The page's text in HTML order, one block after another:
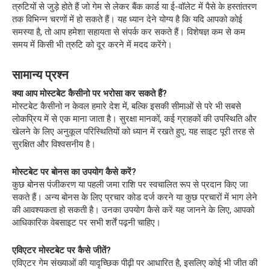
त्रुटियों से जुड़े होते हैं जो गेम से लेकर बैंक कार्ड या ई-वॉलेट में पैसे के हस्तांतरण
तक विभिन्न चरणों में हो सकते हैं। यह ध्यान देने योग्य है कि यदि आपको कोई
समस्या है, तो आप हमेशा सहायता से संपर्क कर सकते हैं। विशेषज्ञ कम से कम
समय में किसी भी त्रुटि को दूर करने में मदद करेंगे।
सामान्य प्रश्न
क्या आप मोस्टबेट कैसीनो पर भरोसा कर सकते हैं?
मोस्टबेट कैसीनो न केवल हमारे देश में, बल्कि इसकी सीमाओं से परे भी सबसे
लोकप्रिय में से एक माना जाता है। सुरक्षा मानकों, कई ग्राहकों की उपस्थिति और
खेलने के लिए अनुकूल परिस्थितियों को ध्यान में रखते हुए, यह साइट पूरी तरह से
सुरक्षित और विश्वसनीय है।
मोस्टबेट पर बोनस का उपयोग कैसे करें?
कुछ बोनस पंजीकरण या पहली जमा राशि पर स्वचालित रूप से प्रदान किए जा
सकते हैं। अन्य बोनस के लिए प्रचार कोड दर्ज करने या कुछ प्रचारों में भाग लेने
की आवश्यकता हो सकती है। उनका उपयोग कैसे करें यह जानने के लिए, आपको
आधिकारिक वेबसाइट पर सभी शर्तें पढ़नी चाहिए।
एविएटर मोस्टबेट पर कैसे जीतें?
एविएटर गेम संख्याओं की यादृच्छिक पीढ़ी पर आधारित है, इसलिए कोई भी जीत की